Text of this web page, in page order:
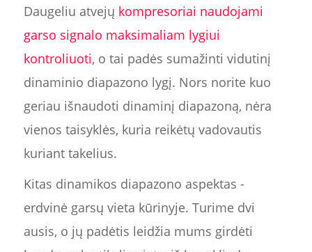
Daugeliu atvejų kompresoriai naudojami
garso signalo maksimaliam lygiui
kontroliuoti, o tai padės sumažinti vidutinį
dinaminio diapazono lygį. Nors norite kuo
geriau išnaudoti dinaminį diapazoną, nėra
vienos taisyklės, kuria reikėtų vadovautis
kuriant takelius.
Kitas dinamikos diapazono aspektas -
erdvinė garsų vieta kūrinyje. Turime dvi
ausis, o jų padėtis leidžia mums girdėti